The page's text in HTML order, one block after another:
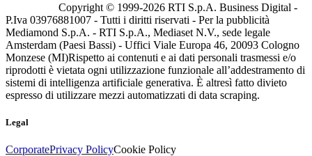
Copyright © 1999-2026 RTI S.p.A. Business Digital -
P.Iva 03976881007 - Tutti i diritti riservati - Per la pubblicità
Mediamond S.p.A. - RTI S.p.A., Mediaset N.V., sede legale
Amsterdam (Paesi Bassi) - Uffici Viale Europa 46, 20093 Cologno
Monzese (MI)Rispetto ai contenuti e ai dati personali trasmessi e/o
riprodotti è vietata ogni utilizzazione funzionale all’addestramento di
sistemi di intelligenza artificiale generativa. È altresì fatto divieto
espresso di utilizzare mezzi automatizzati di data scraping.
Legal
CorporatePrivacy PolicyCookie Policy